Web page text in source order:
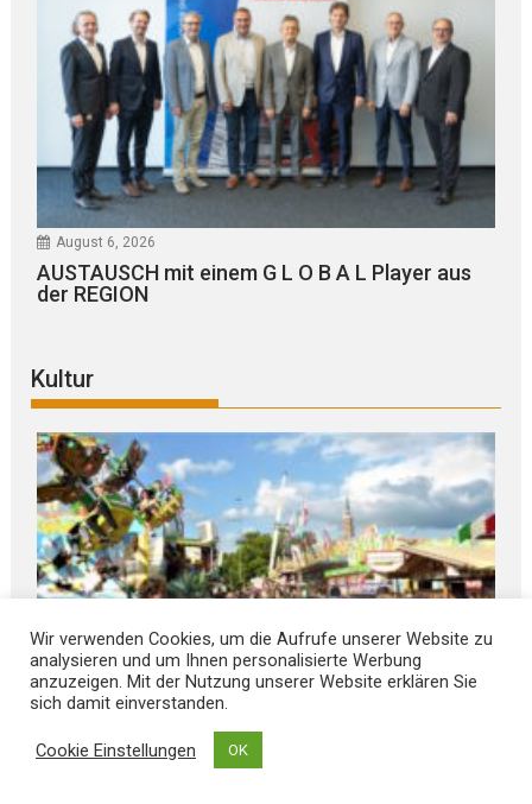
August 6, 2026
AUSTAUSCH mit einem G L O B A L Player aus
der REGION
Kultur
Wir verwenden Cookies, um die Aufrufe unserer Website zu
analysieren und um Ihnen personalisierte Werbung
anzuzeigen. Mit der Nutzung unserer Website erklären Sie
sich damit einverstanden.
Cookie Einstellungen OK